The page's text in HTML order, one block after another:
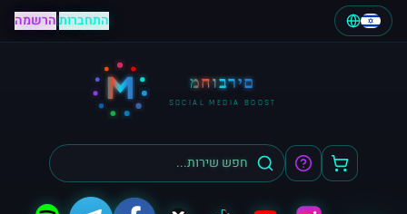
התחברות|הרשמה
M מחוברים
SOCIAL MEDIA BOOST